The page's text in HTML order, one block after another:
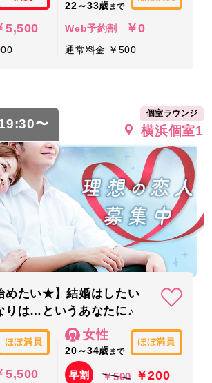
5,500
22～33歳 まで
Web予約割 ￥0
通常料金 ￥500
〜
個室ラウンジ
横浜個室1
めたい★】結婚はしたい
りは…というあなたに♪
ほぼ満員
5,500
女性
20～34歳 まで
ほぼ満員
早割 ￥500 ￥200